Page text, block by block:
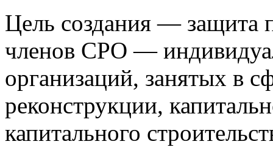
Цель создания — защита
членов СРО —
организаций, занятых в
реконструкции,
капитального